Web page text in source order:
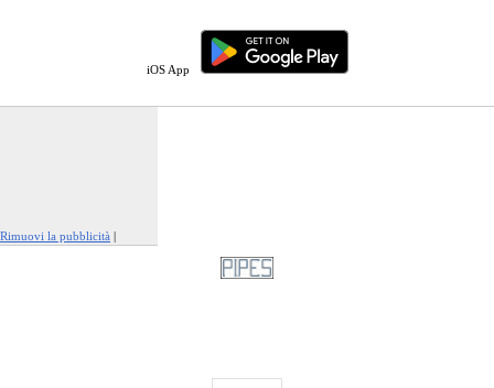
iOS App
Rimuovi la pubblicità |